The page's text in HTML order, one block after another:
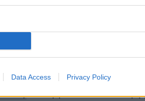
Data Access Privacy Policy
και υπό τις
να ενώνει. Αυτοί
έδειξαν αστυνομικούς
ενώ βρισκόταν